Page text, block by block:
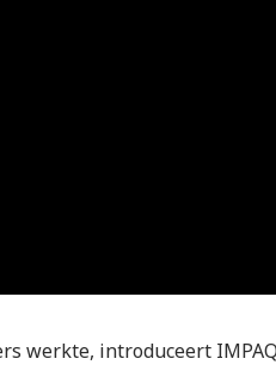
werkte, introduceert